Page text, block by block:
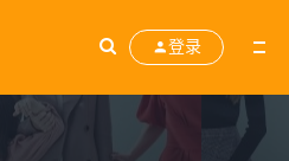
登录